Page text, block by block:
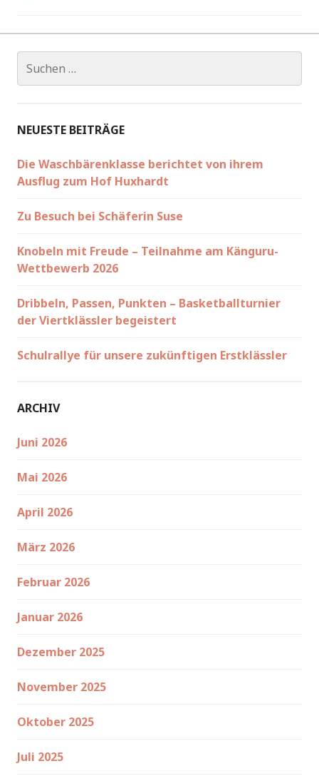
nach:
NEUESTE BEITRÄGE
Die Waschbärenklasse berichtet von ihrem
Ausflug zum Hof Huxhardt
Zu Besuch bei Schäferin Suse
Knobeln mit Freude – Teilnahme am Känguru-
Wettbewerb 2026
Dribbeln, Passen, Punkten – Basketballturnier
der Viertklässler begeistert
Schulrallye für unsere zukünftigen Erstklässler
ARCHIV
Juni 2026
Mai 2026
April 2026
März 2026
Februar 2026
Januar 2026
Dezember 2025
November 2025
Oktober 2025
Juli 2025